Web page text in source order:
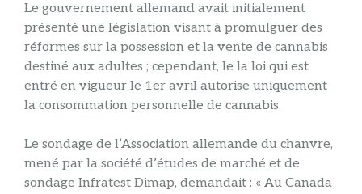
Le gouvernement allemand avait initialement
présenté une législation visant à promulguer des
réformes sur la possession et la vente de cannabis
destiné aux adultes ; cependant, le la loi qui est
entré en vigueur le 1er avril autorise uniquement
la consommation personnelle de cannabis.
Le sondage de l’Association allemande du chanvre,
mené par la société d’études de marché et de
sondage Infratest Dimap, demandait : « Au Canada